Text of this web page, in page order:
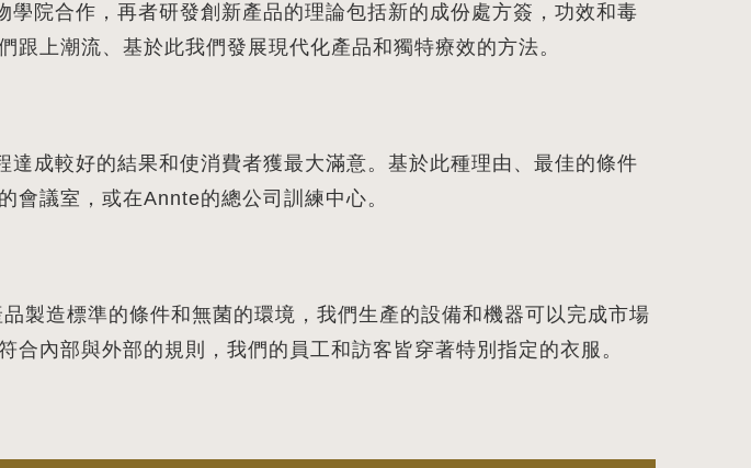
院合作，再者研發創新產品的理論包括新的成份處方簽，功效和毒
上潮流、基於此我們發展現代化產品和獨特療效的方法。
成較好的結果和使消費者獲最大滿意。基於此種理由、最佳的條件
會議室，或在Annte的總公司訓練中心。
製造標準的條件和無菌的環境，我們生產的設備和機器可以完成市場
內部與外部的規則，我們的員工和訪客皆穿著特別指定的衣服。